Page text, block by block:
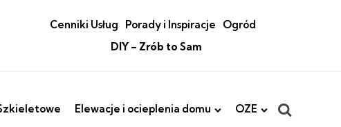
Cenniki Usług Porady i Inspiracje
Ogród
DIY – Zrób to Sam
Elewacje i ocieplenia domu OZE